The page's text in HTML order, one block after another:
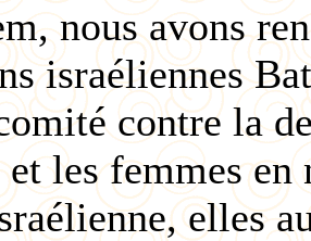
nous avons
israéliennes
contre la
et les femmes
elles